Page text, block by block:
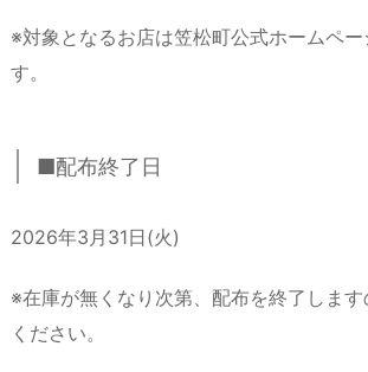
※対象となるお店は笠松町公式ホームペー
す。
■配布終了日
2026年3月31日(火)
※在庫が無くなり次第、配布を終了しま
ください。